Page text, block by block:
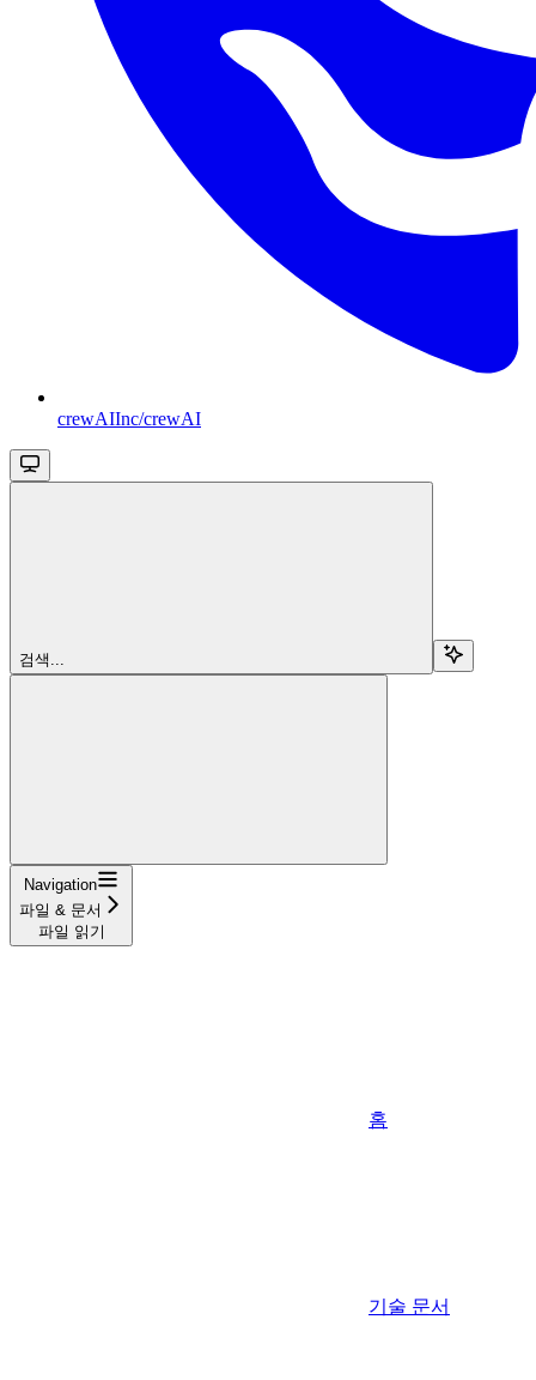
crewAIInc/crewAI
검색...
Navigation
파일 & 문서
파일 읽기
홈
기술 문서